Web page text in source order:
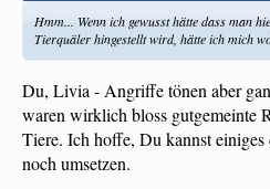
Hmm... Wenn ich gewusst hätte dass man
Tierquäler hingestellt wird, hätte ich mich
Du, Livia - Angriffe tönen aber
waren wirklich bloss gutgemeinte
Tiere. Ich hoffe, Du kannst
noch umsetzen.